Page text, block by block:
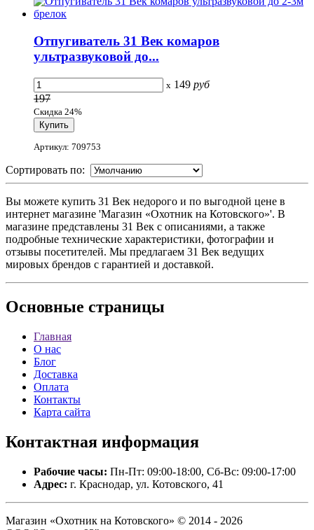
Отпугиватель 31 Век комаров
ультразвуковой до...
x 149 руб
197
Скидка 24%
Артикул: 709753
Сортировать по:
Вы можете купить 31 Век недорого и по выгодной цене в
интернет магазине 'Магазин «Охотник на Котовского»'. В
магазине представлены 31 Век с описаниями, а также
подробные технические характеристики, фотографии и
отзывы посетителей. Мы предлагаем 31 Век ведущих
мировых брендов с гарантией и доставкой.
Основные страницы
Главная
О нас
Блог
Доставка
Оплата
Контакты
Карта сайта
Контактная информация
Рабочие часы: Пн-Пт: 09:00-18:00, Сб-Вс: 09:00-17:00
Адрес: г. Краснодар, ул. Котовского, 41
Магазин «Охотник на Котовского» © 2014 - 2026